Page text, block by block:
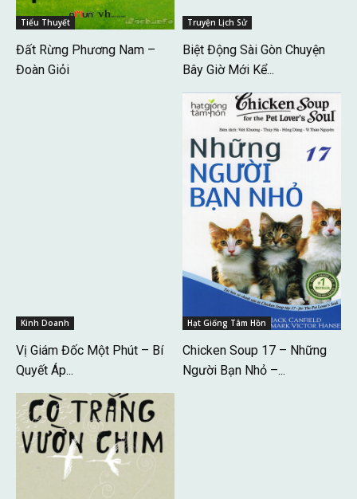
Tiểu Thuyết
Đất Rừng Phương Nam –
Đoàn Giỏi
Truyện Lịch Sử
Biệt Động Sài Gòn Chuyện
Bây Giờ Mới Kể...
Kinh Doanh
Vị Giám Đốc Một Phút – Bí
Quyết Áp...
Hạt Giống Tâm Hồn
Chicken Soup 17 – Những
Người Bạn Nhỏ –...